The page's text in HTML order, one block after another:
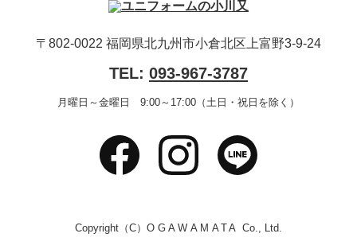
〒802-0022 福岡県北九州市小倉北区上富野3-9-24
TEL: 093-967-3787
月曜日～金曜日 9:00～17:00（土日・祝日を除く）
Copyright（C）OGAWAMATA Co., Ltd.